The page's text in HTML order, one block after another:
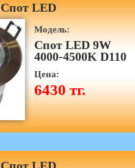
Спот LED
Модель:
Спот LED 9W
4000-4500K D110
Цена:
6430 тг.